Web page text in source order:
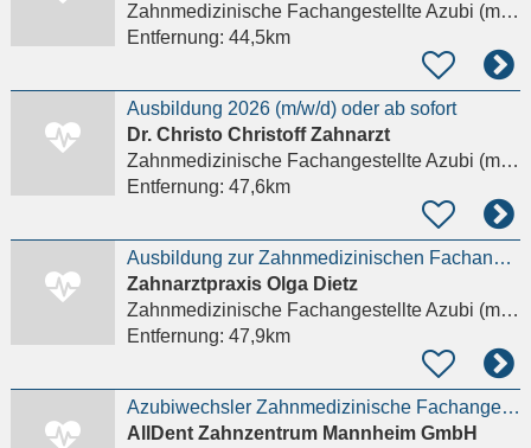
Zahnmedizinische Fachangestellte Azubi (m/w/d)
Entfernung: 44,5km
Ausbildung 2026 (m/w/d) oder ab sofort
Dr. Christo Christoff Zahnarzt
Zahnmedizinische Fachangestellte Azubi (m/w/d)
Entfernung: 47,6km
Ausbildung zur Zahnmedizinischen Fachangestellten (ZFA) (m/w/d)
Zahnarztpraxis Olga Dietz
Zahnmedizinische Fachangestellte Azubi (m/w/d)
Entfernung: 47,9km
Azubiwechsler Zahnmedizinische Fachangestellte / ZFA (m/w/d)
AllDent Zahnzentrum Mannheim GmbH